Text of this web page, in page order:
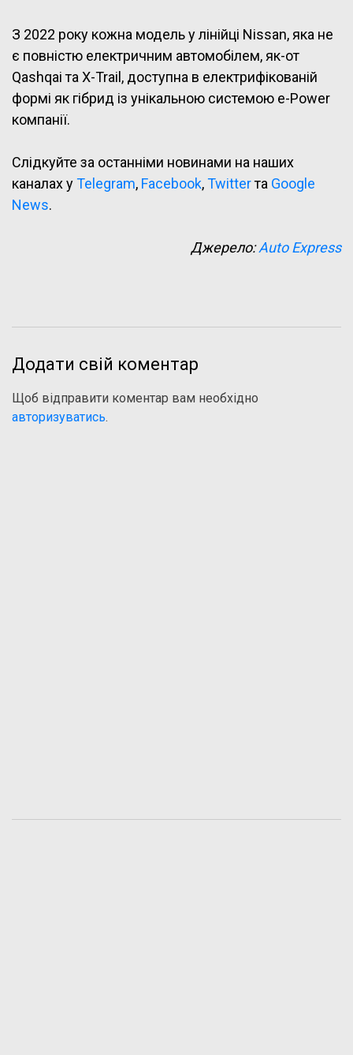
З 2022 року кожна модель у лінійці Nissan, яка не
є повністю електричним автомобілем, як-от
Qashqai та X-Trail, доступна в електрифікованій
формі як гібрид із унікальною системою e-Power
компанії.
Слідкуйте за останніми новинами на наших
каналах уTelegram, Facebook,Twitterта Google
News.
Джерело:Auto Express
Додати свій коментар
Щоб відправити коментар вам необхідно
авторизуватись.